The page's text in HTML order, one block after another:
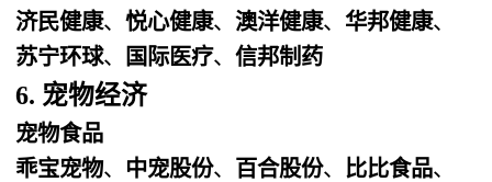
济民健康、悦心健康、澳洋健康、华邦健康、
苏宁环球、 国际医疗、信邦制药
6. 宠物经济
宠物食品
乖宝宠物、 中宠股份、 百合股份、 比比食品、